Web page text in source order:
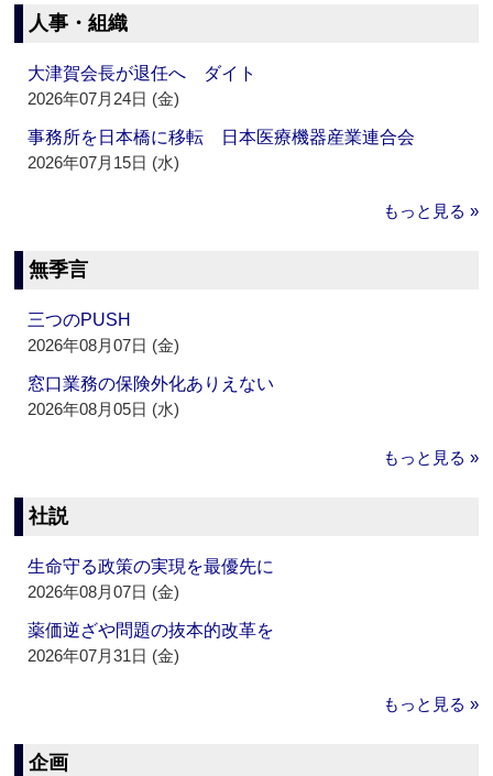
人事・組織
大津賀会長が退任へ ダイト
2026年07月24日 (金)
事務所を日本橋に移転 日本医療機器産業連合会
2026年07月15日 (水)
もっと見る »
無季言
三つのPUSH
2026年08月07日 (金)
窓口業務の保険外化ありえない
2026年08月05日 (水)
もっと見る »
社説
生命守る政策の実現を最優先に
2026年08月07日 (金)
薬価逆ざや問題の抜本的改革を
2026年07月31日 (金)
もっと見る »
企画